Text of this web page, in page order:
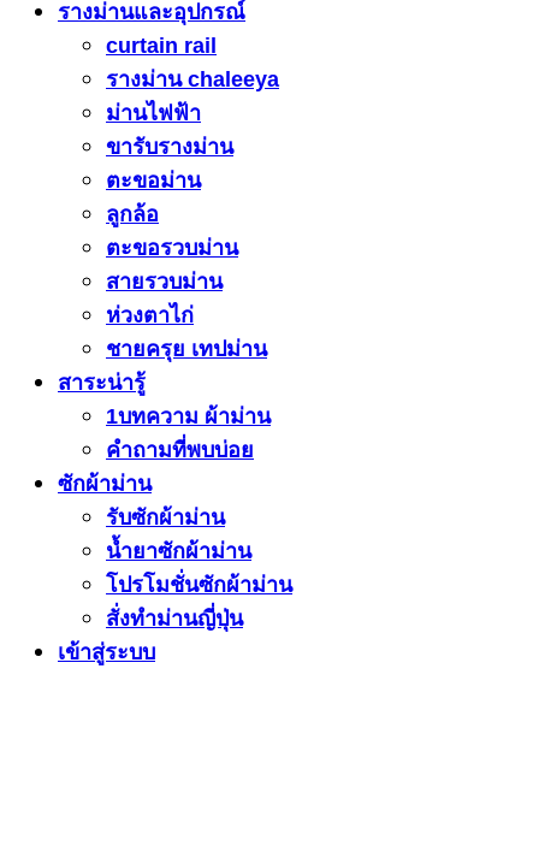
รางม่านและอุปกรณ์
curtain rail
รางม่าน chaleeya
ม่านไฟฟ้า
ขารับรางม่าน
ตะขอม่าน
ลูกล้อ
ตะขอรวบม่าน
สายรวบม่าน
ห่วงตาไก่
ชายครุย เทปม่าน
สาระน่ารู้
1บทความ ผ้าม่าน
คำถามที่พบบ่อย
ซักผ้าม่าน
รับซักผ้าม่าน
น้ำยาซักผ้าม่าน
โปรโมชั่นซักผ้าม่าน
สั่งทำม่านญี่ปุ่น
เข้าสู่ระบบ